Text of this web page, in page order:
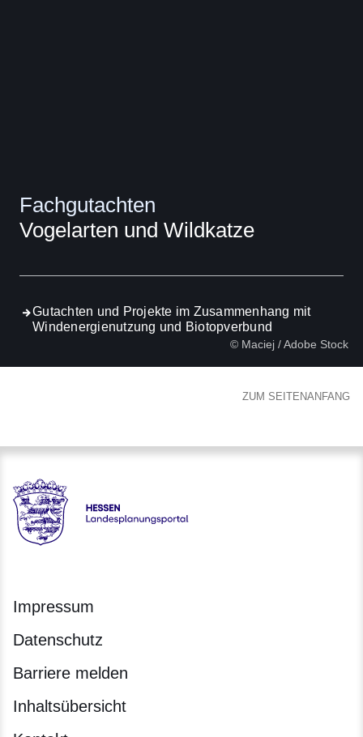
© Maciej / Adobe Stock
Fachgutachten
Vogelarten und Wildkatze
Gutachten und Projekte im Zusammenhang mit
Windenergienutzung und Biotopverbund
ZUM SEITENANFANG
Hessen - Landesplanungsportal
Impressum
Datenschutz
Barriere melden
Inhaltsübersicht